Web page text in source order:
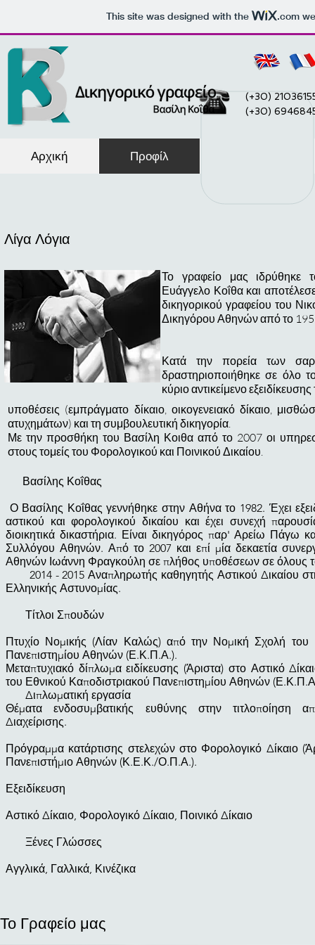
This site was designed with the .com
(+30)
(+30)
Αρχική Προφίλ
Λίγα Λόγια
Το γραφείο μας ιδρύθηκε
Ευάγγελο Κοΐθα και
δικηγορικού γραφείου του
Δικηγόρου Αθηνών από το
Κατά την πορεία των
δραστηριοποιήθηκε σε όλο
κύριο αντικείμενο
υποθέσεις (εμπράγματο δίκαιο, οικογενειακό δίκαιο,
ατυχημάτων) και τη συμβουλευτική δικηγορία.
Με την προσθήκη του Βασίλη Κοιθα από το 2007 οι
στους τομείς του Φορολογικού και Ποινικού Δικαίου.
Βασίλης Κοΐθας
Ο Βασίλης Κοΐθας γεννήθηκε στην Αθήνα το 1982. Έχει
αστικού και φορολογικού δικαίου και έχει συνεχή
διοικητικά δικαστήρια. Είναι δικηγόρος παρ' Αρείω Πάγω
Συλλόγου Αθηνών. Από το 2007 και επί μία δεκαετία
Αθηνών Ιωάννη Φραγκούλη σε πλήθος υποθέσεων σε όλους
2014 - 2015 Αναπληρωτής καθηγητής Αστικού Δικαίου
Ελληνικής Αστυνομίας.
Τίτλοι Σπουδών
Πτυχίο Νομικής (Λίαν Καλώς) από την Νομική Σχολή του
Πανεπιστημίου Αθηνών (Ε.Κ.Π.Α.).
Μεταπτυχιακό δίπλωμα ειδίκευσης (Άριστα) στο Αστικό
του Εθνικού Καποδιστριακού Πανεπιστημίου Αθηνών
Διπλωματική εργασία
Θέματα ενδοσυμβατικής ευθύνης στην τιτλοποίηση
Διαχείρισης.
Πρόγραμμα κατάρτισης στελεχών στο Φορολογικό Δίκαιο
Πανεπιστήμιο Αθηνών (Κ.Ε.Κ./Ο.Π.Α.).
Εξειδίκευση
Αστικό Δίκαιο, Φορολογικό Δίκαιο, Ποινικό Δίκαιο
Ξένες Γλώσσες
Αγγλικά, Γαλλικά, Κινέζικα
Το Γραφείο μας